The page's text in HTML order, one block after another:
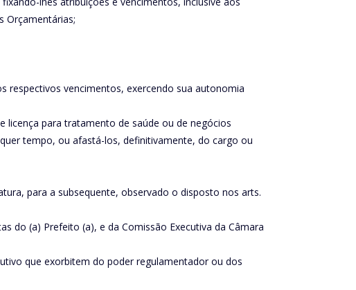
Orçamentárias;
respectivos vencimentos, exercendo sua autonomia
licença para tratamento de saúde ou de negócios
tempo, ou afastá-los, definitivamente, do cargo ou
para a subsequente, observado o disposto nos arts.
do (a) Prefeito (a), e da Comissão Executiva da Câmara
que exorbitem do poder regulamentador ou dos